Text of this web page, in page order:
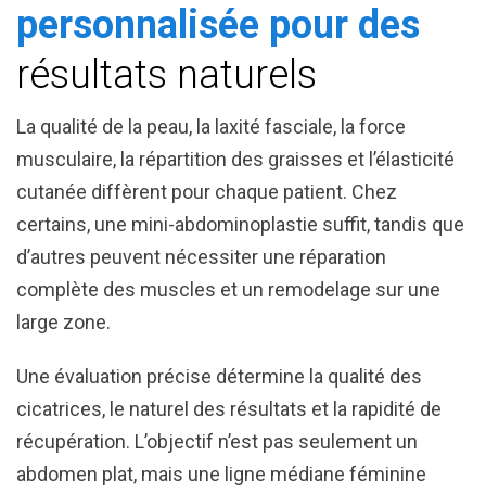
personnalisée pour des
résultats naturels
La qualité de la peau, la laxité fasciale, la force
musculaire, la répartition des graisses et l’élasticité
cutanée diffèrent pour chaque patient. Chez
certains, une mini-abdominoplastie suffit, tandis que
d’autres peuvent nécessiter une réparation
complète des muscles et un remodelage sur une
large zone.
Une évaluation précise détermine la qualité des
cicatrices, le naturel des résultats et la rapidité de
récupération. L’objectif n’est pas seulement un
abdomen plat, mais une ligne médiane féminine